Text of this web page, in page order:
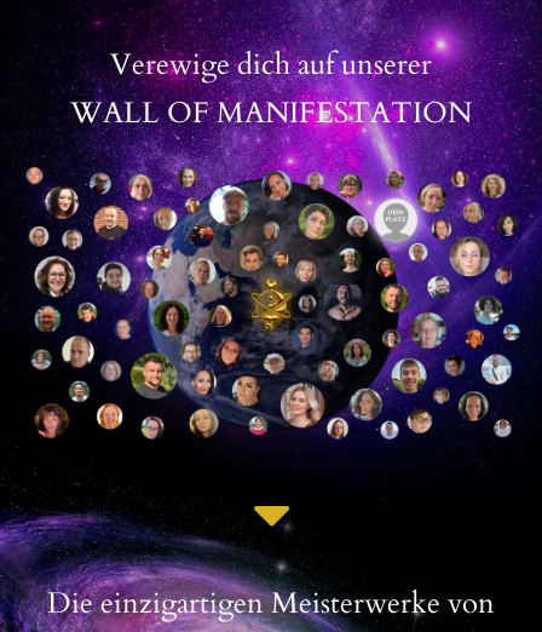
Verewige dich auf unserer
WALL OF MANIFESTATION
Die einzigartigen Meisterwerke von